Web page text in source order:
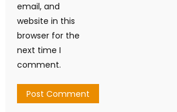
email, and
website in this
browser for the
next time I
comment.